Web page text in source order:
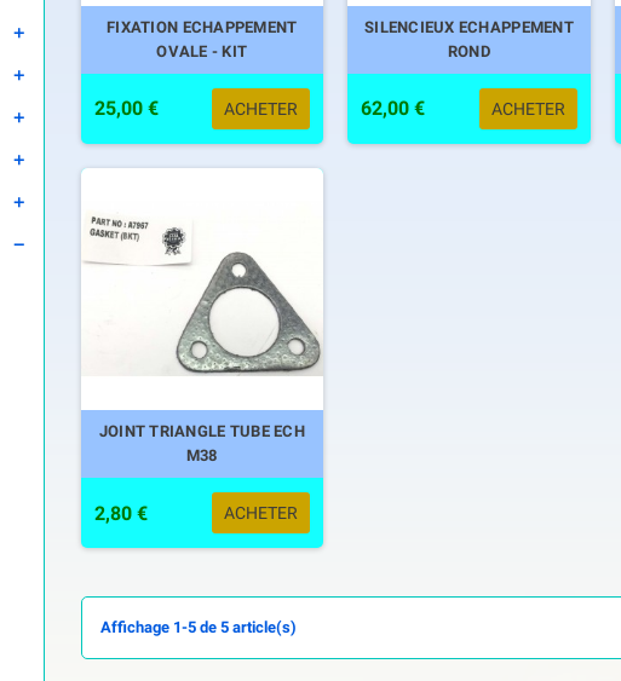






FIXATION ECHAPPEMENT
OVALE - KIT
25,00 € ACHETER
SILENCIEUX ECHAPPEMENT
ROND
62,00 € ACHETER
JOINT TRIANGLE TUBE ECH
M38
2,80 € ACHETER
Affichage 1-5 de 5 article(s)